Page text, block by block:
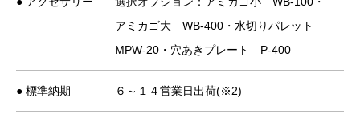
アミカゴ大 WB-400・水切りパレット
MPW-20・穴あきプレート P-400
● 標準納期 ６～１４営業日出荷(※2)